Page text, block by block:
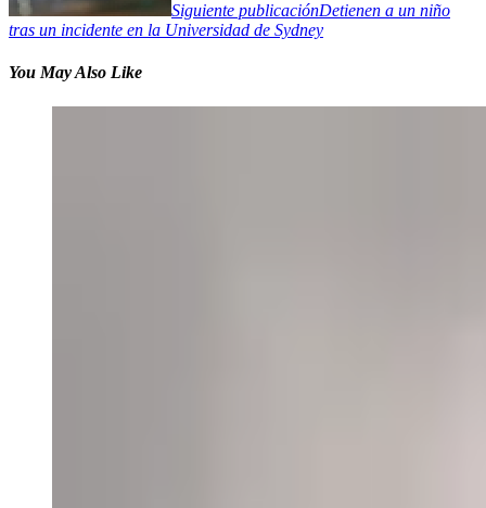
Siguiente publicaciónDetienen a un niño
tras un incidente en la Universidad de Sydney
You May Also Like